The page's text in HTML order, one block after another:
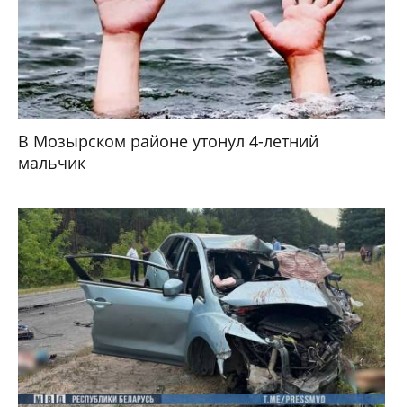
В Мозырском районе утонул 4-летний
мальчик